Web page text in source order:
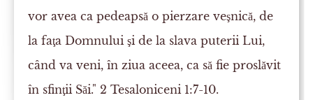
vor avea ca pedeapsă o pierzare veşnică, de
la faţa Domnului şi de la slava puterii Lui,
când va veni, în ziua aceea, ca să fie proslăvit
în sfinţii Săi." 2 Tesaloniceni 1:7-10.